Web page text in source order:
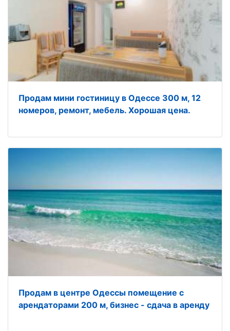
Продам мини гостиницу в Одессе 300 м, 12
номеров, ремонт, мебель. Хорошая цена.
Продам в центре Одессы помещение с
арендаторами 200 м, бизнес - сдача в аренду